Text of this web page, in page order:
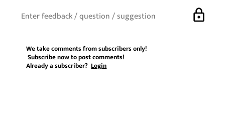
lock
We take comments from subscribers only!
Subscribe nowto post comments!
Already a subscriber?Login